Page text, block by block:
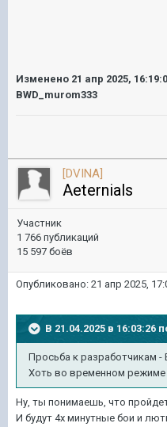
Изменено 21 апр 2025,
BWD_murom333
[DVINA]
Aeternials
Участник
1 766 публикаций
15 597 боёв
Опубликовано: 21 апр 2025,
В 21.04.2025 в 16:03:26
Просьба к разработчикам -
Хоть во временном режиме
Ну, ты понимаешь, что
И будут 4х минутные бои и